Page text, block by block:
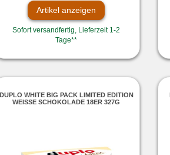
Artikel anzeigen
Sofort versandfertig, Lieferzeit 1-2
Tage**
DUPLO WHITE BIG PACK LIMITED EDITION
WEISSE SCHOKOLADE 18ER 327G